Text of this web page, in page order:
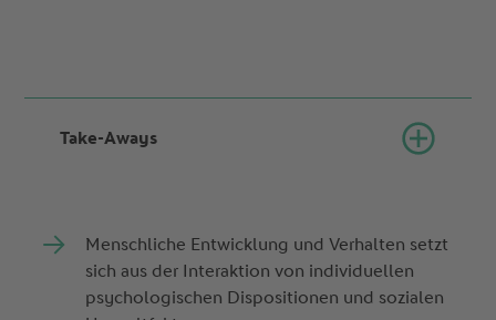
Take-Aways
Menschliche Entwicklung und Verhalten setzt
sich aus der Interaktion von individuellen
psychologischen Dispositionen und sozialen